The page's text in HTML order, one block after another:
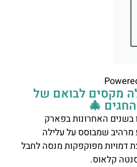
מקסים לבואם של
החגים 🎄
בשנים האחרונות בפארק
שמבוסס על עלילה
מפוקפקות מנסה לחבל
קלאוס.